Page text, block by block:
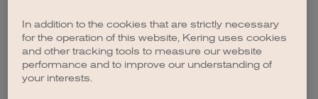
In addition to the cookies that are strictly necessary
for the operation of this website, Kering uses cookies
and other tracking tools to measure our website
performance and to improve our understanding of
your interests.